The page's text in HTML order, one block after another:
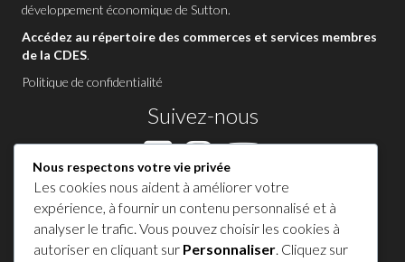
développement économique de Sutton.
Accédez au répertoire des commerces et services membres
de la CDES.
Politique de confidentialité
Suivez-nous
Contactez-nous à Sutton
1 450 538-8455
Nous respectons votre vie privée
Les cookies nous aident à améliorer votre
expérience, à fournir un contenu personnalisé et à
analyser le trafic. Vous pouvez choisir les cookies à
autoriser en cliquant sur Personnaliser. Cliquez sur